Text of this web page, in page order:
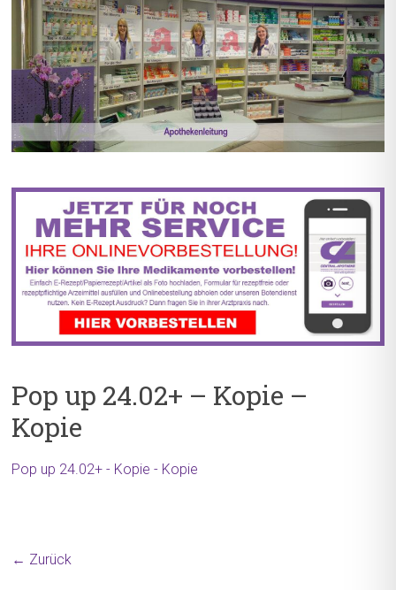
BIS ZU 55% RABATT AUF
REZEPTFREIE MEDIKAMENTE
5% TREUEBONUS MIT
KUNDENKARTE
Pop up 24.02+ – Kopie –
Kopie
Pop up 24.02+ - Kopie - Kopie
← Zurück